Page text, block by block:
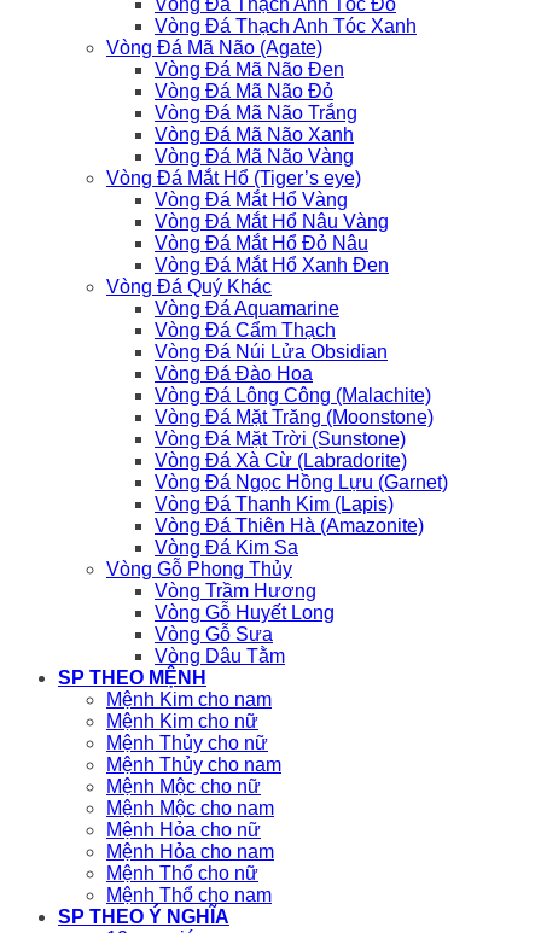
Vòng Đá Thạch Anh Tóc Đỏ
Vòng Đá Thạch Anh Tóc Xanh
Vòng Đá Mã Não (Agate)
Vòng Đá Mã Não Đen
Vòng Đá Mã Não Đỏ
Vòng Đá Mã Não Trắng
Vòng Đá Mã Não Xanh
Vòng Đá Mã Não Vàng
Vòng Đá Mắt Hổ (Tiger’s eye)
Vòng Đá Mắt Hổ Vàng
Vòng Đá Mắt Hổ Nâu Vàng
Vòng Đá Mắt Hổ Đỏ Nâu
Vòng Đá Mắt Hổ Xanh Đen
Vòng Đá Quý Khác
Vòng Đá Aquamarine
Vòng Đá Cẩm Thạch
Vòng Đá Núi Lửa Obsidian
Vòng Đá Đào Hoa
Vòng Đá Lông Công (Malachite)
Vòng Đá Mặt Trăng (Moonstone)
Vòng Đá Mặt Trời (Sunstone)
Vòng Đá Xà Cừ (Labradorite)
Vòng Đá Ngọc Hồng Lựu (Garnet)
Vòng Đá Thanh Kim (Lapis)
Vòng Đá Thiên Hà (Amazonite)
Vòng Đá Kim Sa
Vòng Gỗ Phong Thủy
Vòng Trầm Hương
Vòng Gỗ Huyết Long
Vòng Gỗ Sưa
Vòng Dâu Tằm
SP THEO MỆNH
Mệnh Kim cho nam
Mệnh Kim cho nữ
Mệnh Thủy cho nữ
Mệnh Thủy cho nam
Mệnh Mộc cho nữ
Mệnh Mộc cho nam
Mệnh Hỏa cho nữ
Mệnh Hỏa cho nam
Mệnh Thổ cho nữ
Mệnh Thổ cho nam
SP THEO Ý NGHĨA